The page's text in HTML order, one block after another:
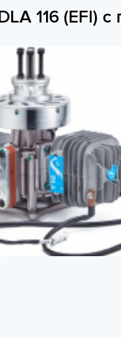
116 (EFI)